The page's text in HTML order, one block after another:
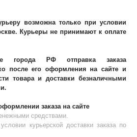
возможна только при условии
Курьеры не принимают к оплате
города РФ отправка заказа
после его оформления на сайте и
товара и доставки безналичными
заказа на сайте
средствами.
курьерской доставки заказа по